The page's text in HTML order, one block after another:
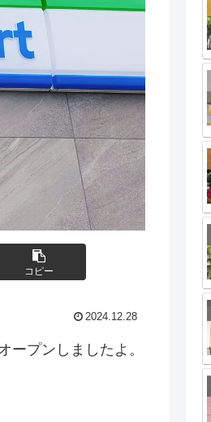
コピー
2024.12.28
ープンしましたよ。